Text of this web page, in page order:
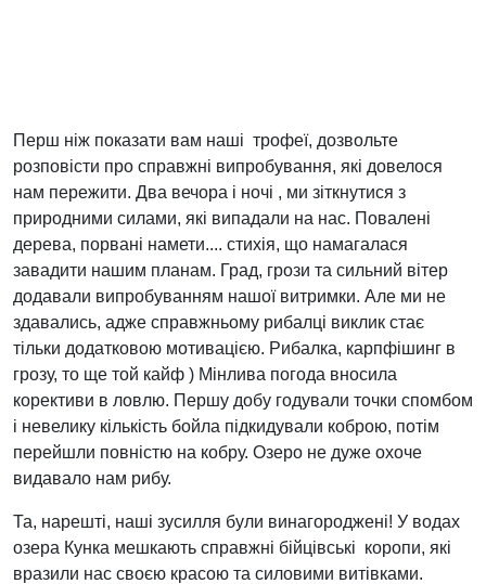
Перш ніж показати вам наші трофеї, дозвольте
розповісти про справжні випробування, які довелося
нам пережити. Два вечора і ночі , ми зіткнутися з
природними силами, які випадали на нас. Повалені
дерева, порвані намети.... стихія, що намагалася
завадити нашим планам. Град, грози та сильний вітер
додавали випробуванням нашої витримки. Але ми не
здавались, адже справжньому рибалці виклик стає
тільки додатковою мотивацією. Рибалка, карпфішинг в
грозу, то ще той кайф ) Мінлива погода вносила
корективи в ловлю. Першу добу годували точки спомбом
і невелику кількість бойла підкидували коброю, потім
перейшли повністю на кобру. Озеро не дуже охоче
видавало нам рибу.
Та, нарешті, наші зусилля були винагороджені! У водах
озера Кунка мешкають справжні бійцівські коропи, які
вразили нас своєю красою та силовими витівками.